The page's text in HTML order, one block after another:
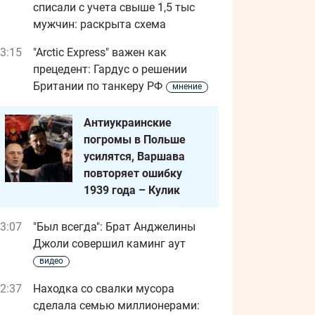
списали с учета свыше 1,5 тыс
мужчин: раскрыта схема
"Arctic Express" важен как
прецедент: Гардус о решении
Британии по танкеру РФ
мнение
Антиукраинские
погромы в Польше
усилятся, Варшава
повторяет ошибку
1939 года – Кулик
"Был всегда": Брат Анджелины
Джоли совершил каминг аут
видео
Находка со свалки мусора
сделала семью миллионерами: